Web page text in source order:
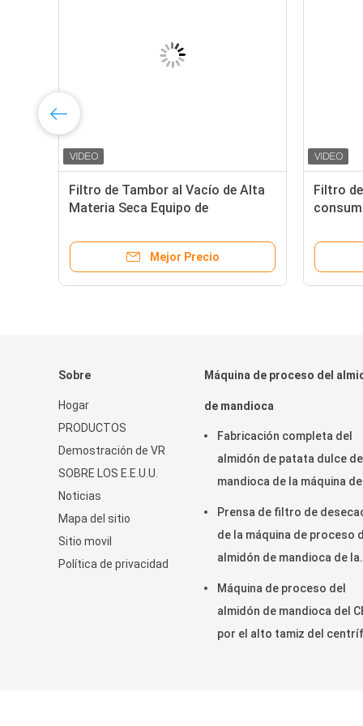
Filtro de Tambor al Vacío de Alta
Materia Seca Equipo de
para Procesamiento Profundo de
Mejor Precio
Filtro
Sobre
Hogar
PRODUCTOS
Demostración de VR
SOBRE LOS E.E.U.U.
Noticias
Mapa del sitio
Sitio movil
Política de privacidad
Máquina de proceso del
de mandioca
Fabricación completa del
almidón de patata dulce
mandioca de la máquina de
Prensa de filtro de
de la máquina de proceso
almidón de mandioca de la
Máquina de proceso del
almidón de mandioca del
por el alto tamiz del